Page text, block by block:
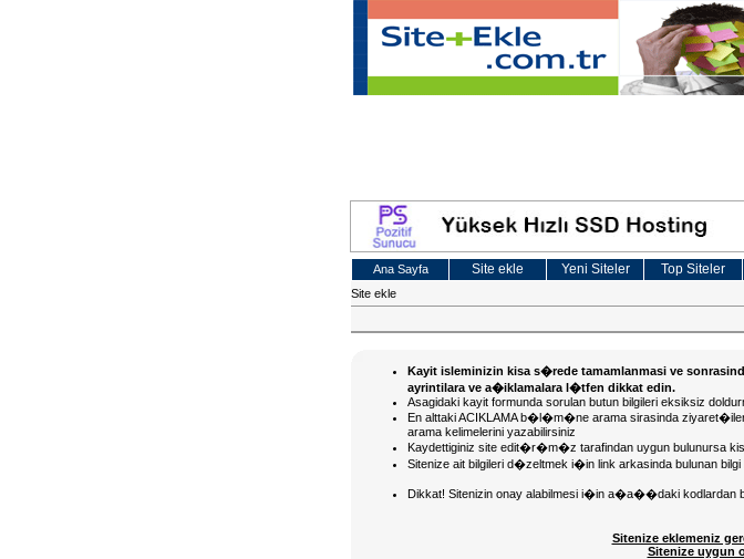
Ana Sayfa Site ekle Yeni Siteler Top Siteler
Site ekle
Kayit isleminizin kisa s�rede tamamlanmasi ve
ayrintilara ve a�iklamalara l�tfen dikkat edin.
Asagidaki kayit formunda sorulan butun bilgileri eksiksiz
En alttaki ACIKLAMA b�l�m�ne arama sirasinda
arama kelimelerini yazabilirsiniz
Kaydettiginiz site edit�r�m�z tarafindan uygun bulunursa
Sitenize ait bilgileri d�zeltmek i�in link arkasinda bulunan bilgi
Dikkat! Sitenizin onay alabilmesi i�in a�a��daki kodlardan
Sitenize eklemeniz
Sitenize uygun